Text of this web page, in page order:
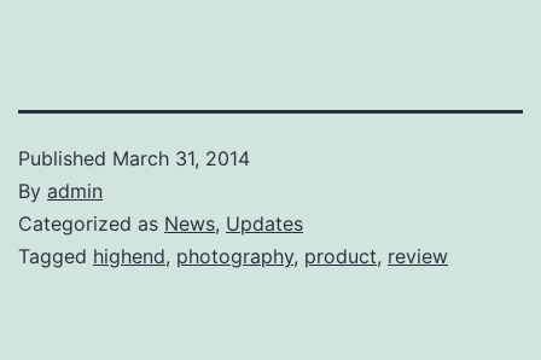
Published March 31, 2014
By admin
Categorized as News, Updates
Tagged highend, photography, product, review